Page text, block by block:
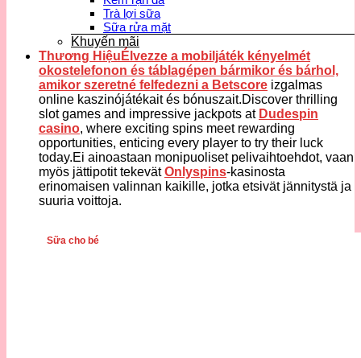
Trà lợi sữa
Sữa rửa mặt
Khuyến mãi
Thương HiệuÉlvezze a mobiljáték kényelmét
okostelefonon és táblagépen bármikor és bárhol,
amikor szeretné felfedezni a Betscore izgalmas
online kaszinójátékait és bónuszait.Discover thrilling
slot games and impressive jackpots at Dudespin
casino, where exciting spins meet rewarding
opportunities, enticing every player to try their luck
today.Ei ainoastaan monipuoliset pelivaihtoehdot, vaan
myös jättipotit tekevätOnlyspins-kasinosta
erinomaisen valinnan kaikille, jotka etsivät jännitystä ja
suuria voittoja.
Sữa cho bé